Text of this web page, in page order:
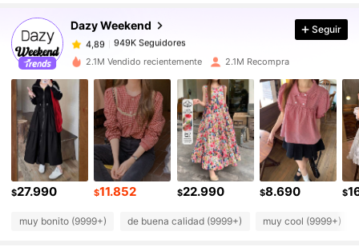
Dazy Weekend
4,89
949K Seguidores
f***r
pagóHace 1 día
4,89 949K Seguidores
4,89 949K Seguidores
4,89 949K Seguidores
Seguir
2.1M Vendido recientemente 2.1M Recompra
$27.990 $11.852 $22.990 $8.690 $
muy bonito (9999+) de buena calidad (9999+) muy cool (9999+)